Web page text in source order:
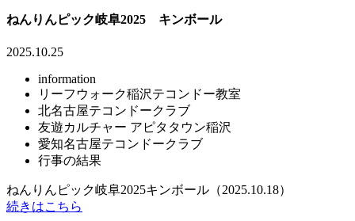
ねんりんピック岐阜2025 キンボール
2025.10.25
information
リーフウォーク稲沢テコンドー教室
北名古屋テコンドークラブ
友遊カルチャー アピタタウン稲沢
愛知名古屋テコンドークラブ
行事の結果
ねんりんピック岐阜2025キンボール（2025.10.18）
続きはこちら